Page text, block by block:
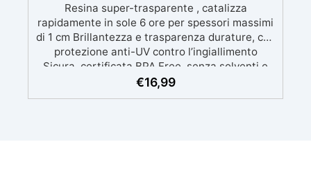
Resina super-trasparente , catalizza
rapidamente in sole 6 ore per spessori massimi
di 1 cm Brillantezza e trasparenza durature, con
protezione anti-UV contro l’ingiallimento
Sicura, certificata BPA Free, senza solventi e
inodore, prodotta al 100% in Italia Facile da
€16,99